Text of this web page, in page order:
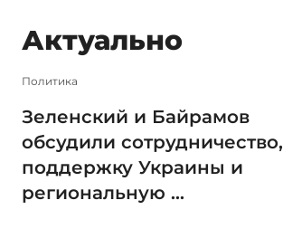
Актуально
Политика
Зеленский и Байрамов
обсудили сотрудничество,
поддержку Украины и
региональную ...